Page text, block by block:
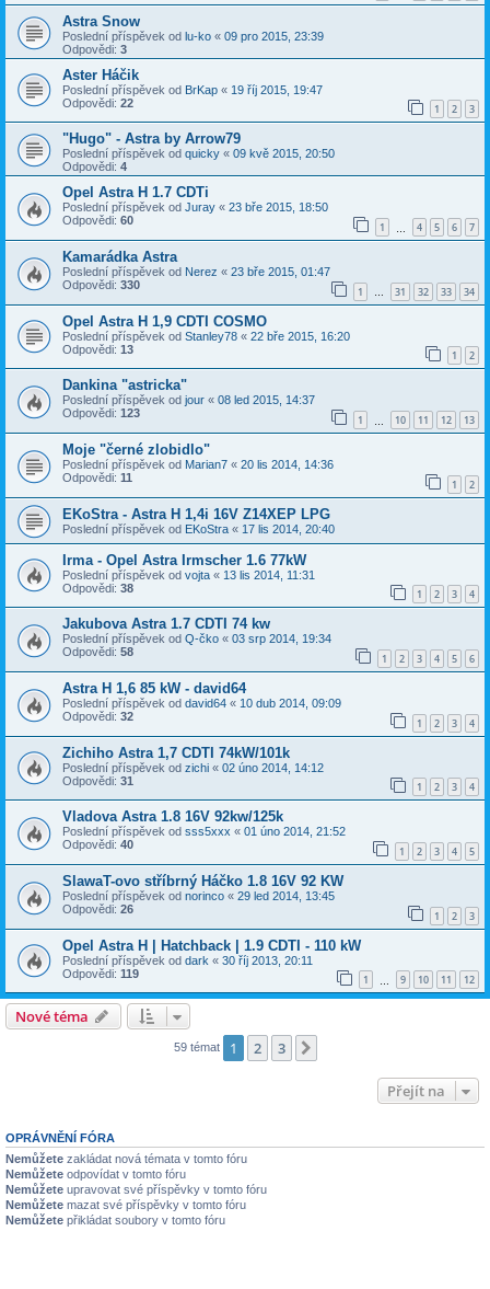
Astra Snow
Poslední příspěvek od lu-ko « 09 pro 2015, 23:39
Odpovědi: 3
Aster Háčik
Poslední příspěvek od BrKap « 19 říj 2015, 19:47
Odpovědi: 22 1 2 3
"Hugo" - Astra by Arrow79
Poslední příspěvek od quicky « 09 kvě 2015, 20:50
Odpovědi: 4
Opel Astra H 1.7 CDTi
Poslední příspěvek od Juray « 23 bře 2015, 18:50
Odpovědi: 60 1 4 5 6 7
Kamarádka Astra
Poslední příspěvek od Nerez « 23 bře 2015, 01:47
Odpovědi: 330 1 … 31 32 33 34
Opel Astra H 1,9 CDTI COSMO
Poslední příspěvek od Stanley78 « 22 bře 2015, 16:20
Odpovědi: 13 1 2
Dankina "astricka"
Poslední příspěvek od jour « 08 led 2015, 14:37
Odpovědi: 123 1 10 11 12 13
Moje "černé zlobidlo"
Poslední příspěvek od Marian7 « 20 lis 2014, 14:36
Odpovědi: 11 1 2
EKoStra - Astra H 1,4i 16V Z14XEP LPG
Poslední příspěvek od EKoStra « 17 lis 2014, 20:40
Irma - Opel Astra Irmscher 1.6 77kW
Poslední příspěvek od vojta « 13 lis 2014, 11:31
Odpovědi: 38 1 2 3 4
Jakubova Astra 1.7 CDTI 74 kw
Poslední příspěvek od Q-čko « 03 srp 2014, 19:34
Odpovědi: 58 1 2 3 4 5 6
Astra H 1,6 85 kW - david64
Poslední příspěvek od david64 « 10 dub 2014, 09:09
Odpovědi: 32 1 2 3 4
Zichiho Astra 1,7 CDTI 74kW/101k
Poslední příspěvek od zichi « 02 úno 2014, 14:12
Odpovědi: 31 1 2 3 4
Vladova Astra 1.8 16V 92kw/125k
Poslední příspěvek od sss5xxx « 01 úno 2014, 21:52
Odpovědi: 40 1 2 3 4 5
SlawaT-ovo stříbrný Háčko 1.8 16V 92 KW
Poslední příspěvek od norinco « 29 led 2014, 13:45
Odpovědi: 26 1 2 3
Opel Astra H | Hatchback | 1.9 CDTI - 110 kW
Poslední příspěvek od dark « 30 říj 2013, 20:11
Odpovědi: 119 1 9 10 11 12
Nové téma
59 témat 1 2 3
Přejít na
OPRÁVNĚNÍ FÓRA
Nemůžete zakládat nová témata v tomto fóru
Nemůžete odpovídat v tomto fóru
Nemůžete upravovat své příspěvky v tomto fóru
Nemůžete mazat své příspěvky v tomto fóru
Nemůžete přikládat soubory v tomto fóru